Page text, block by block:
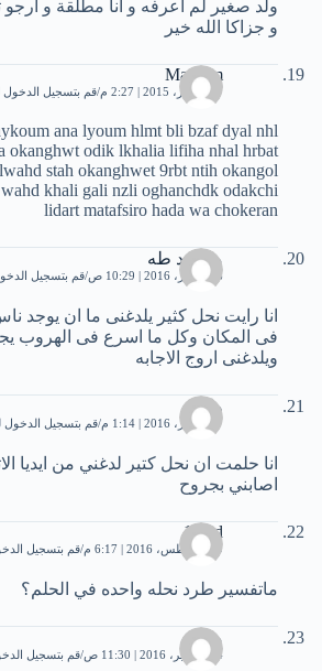
ولد صغير لم اعرفه و انا مطلقة و ارجو
و جزاكا الله خير
Maryam
7 ديسمبر، 2015 | 2:27 م قم بتسجيل الدخول
ana lyoum hlmt bli bzaf dyal nhl
okanghwt odik lkhalia lifiha nhal hrbat
stah okanghwet 9rbt ntih okangol
khali gali nzli oghanchdk odakchi
lidart matafsiro hada wa chokeran
محمود طه
26 فبراير، 2016 | 10:29 ص قم بتسجيل
انا رايت نحل كثير يلدغنى ما ان يوجد
فى المكان وكل ما اسرع فى الهروب
ويلدغنى اروج الاجابه
وليد
27 فبراير، 2016 | 1:14 م قم بتسجيل الدخول
انا حلمت ان نحل كتير لدغني من ايديا
اصابني بجروح
13.1d
29 أغسطس، 2016 | 6:17 م قم بتسجيل
ماتفسير طرد نحله واحده في الحلم؟
محمد
24 سبتمبر، 2016 | 11:30 ص قم بتسجيل